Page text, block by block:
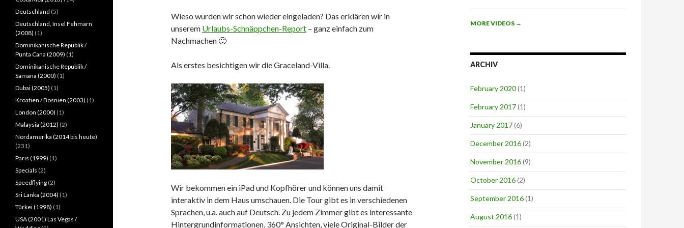
Wieso wurden wir schon wieder eingeladen? Das erklären wir in
unserem Urlaubs-Schnäppchen-Report – ganz einfach zum
Nachmachen 🙂
Als erstes besichtigen wir die Graceland-Villa.
Wir bekommen ein iPad und Kopfhörer und können uns damit
interaktiv in dem Haus umschauen. Die Tour gibt es in verschiedenen
Sprachen, u.a. auch auf Deutsch. Zu jedem Zimmer gibt es interessante
Hintergrundinformationen, 360° Ansichten, viele Original-Bilder der
MORE VIDEOS →
ARCHIV
February 2020(1)
February 2017(1)
January 2017(6)
December 2016(2)
November 2016(9)
October 2016(2)
September 2016(1)
August 2016(1)
Deutschland (5)
Deutschland, Insel Fehmarn
(2008) (1)
Dominikanische Republik /
Punta Cana (2009) (1)
Dominikanische Republik /
Samana (2000) (1)
Dubai (2005) (1)
Kroatien / Bosnien (2003) (1)
London (2000) (1)
Malaysia (2012) (2)
Nordamerika (2014 bis heute)
(231)
Paris (1999) (1)
Specials (2)
Speedflying (2)
Sri Lanka (2004) (1)
Türkei (1998) (1)
USA (2001) Las Vegas /